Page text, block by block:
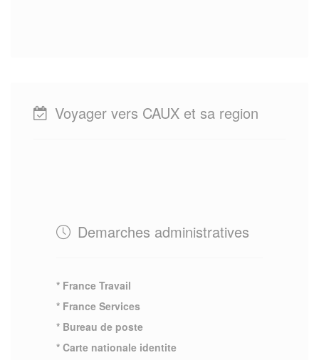
Voyager vers CAUX et sa region
Demarches administratives
* France Travail
* France Services
* Bureau de poste
* Carte nationale identite